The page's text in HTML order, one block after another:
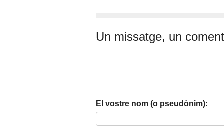
Un missatge, un
El vostre nom (o pseudònim):